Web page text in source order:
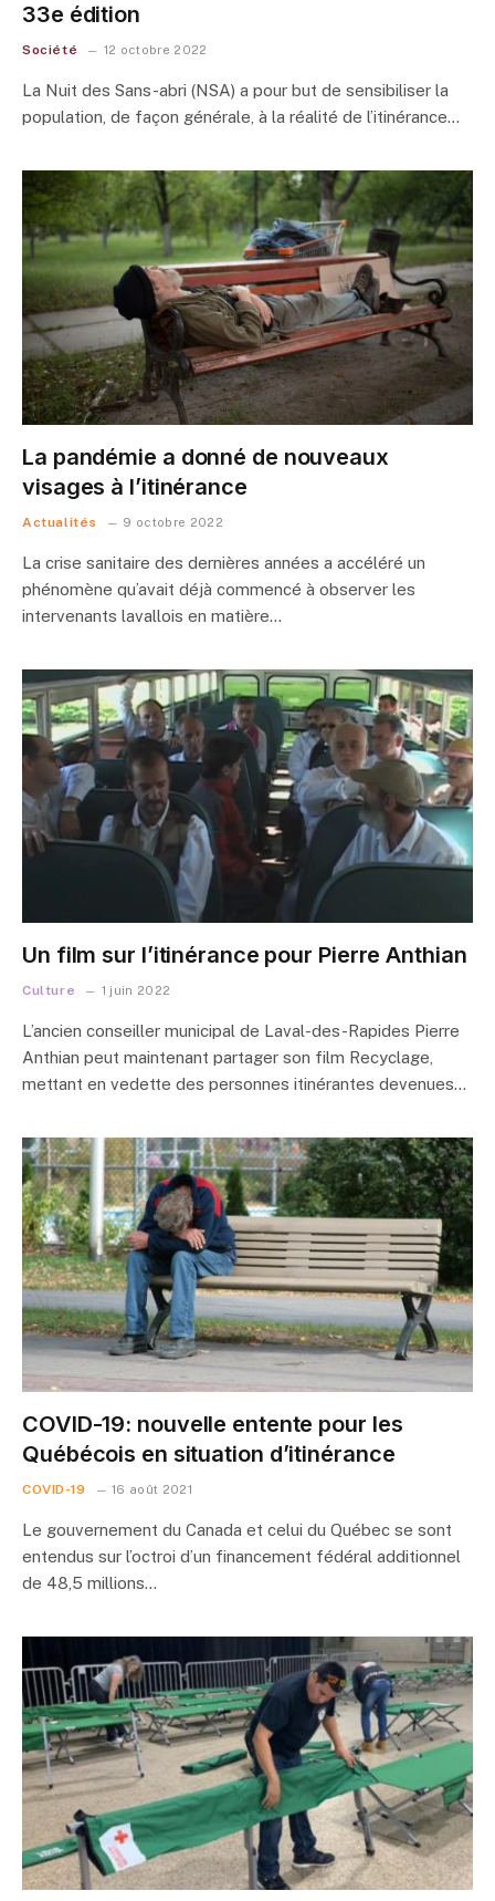
33e édition
Société 12 octobre 2022
La Nuit des Sans-abri (NSA) a pour but de sensibiliser la
population, de façon générale, à la réalité de l’itinérance…
La pandémie a donné de nouveaux
visages à l’itinérance
Actualités 9 octobre 2022
La crise sanitaire des dernières années a accéléré un
phénomène qu’avait déjà commencé à observer les
intervenants lavallois en matière…
Un film sur l’itinérance pour Pierre Anthian
Culture 1 juin 2022
L’ancien conseiller municipal de Laval-des-Rapides Pierre
Anthian peut maintenant partager son film Recyclage,
mettant en vedette des personnes itinérantes devenues…
COVID-19: nouvelle entente pour les
Québécois en situation d’itinérance
COVID-19 16 août 2021
Le gouvernement du Canada et celui du Québec se sont
entendus sur l’octroi d’un financement fédéral additionnel
de 48,5 millions…